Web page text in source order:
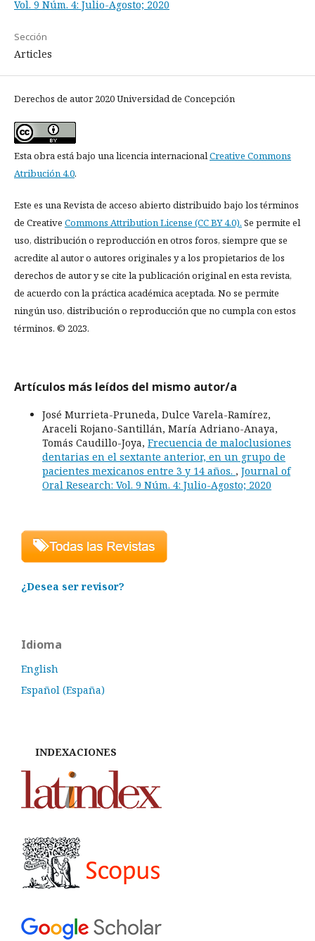
Vol. 9 Núm. 4: Julio-Agosto; 2020
Sección
Articles
Derechos de autor 2020 Universidad de Concepción
Esta obra está bajo una licencia internacionalCreative Commons
Atribución 4.0.
Este es una Revista de acceso abierto distribuido bajo los términos
de Creative Commons Attribution License (CC BY 4.0). Se permite el
uso, distribución o reproducción en otros foros, siempre que se
acredite al autor o autores originales y a los propietarios de los
derechos de autor y se cite la publicación original en esta revista,
de acuerdo con la práctica académica aceptada. No se permite
ningún uso, distribución o reproducción que no cumpla con estos
términos. © 2023.
Artículos más leídos del mismo autor/a
José Murrieta-Pruneda, Dulce Varela-Ramírez,
Araceli Rojano-Santillán, María Adriano-Anaya,
Tomás Caudillo-Joya, Frecuencia de maloclusiones
dentarias en el sextante anterior, en un grupo de
pacientes mexicanos entre 3 y 14 años. , Journal of
Oral Research: Vol. 9 Núm. 4: Julio-Agosto; 2020
¿Desea ser revisor?
Idioma
English
Español (España)
INDEXACIONES